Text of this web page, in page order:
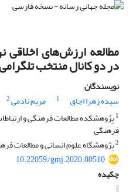
مطالعه ارزش‌های اخلاقی
در دو کانال منتخب
نویسندگان
سیده زهرا اجاق
1 مریم نادمی2
1پژوهشکده مطالعات فرهنگی و
فرهنگی
2پژوهشگاه علوم انسانی و مطالعات
10.22059/gmj.2020.80510
چکیده